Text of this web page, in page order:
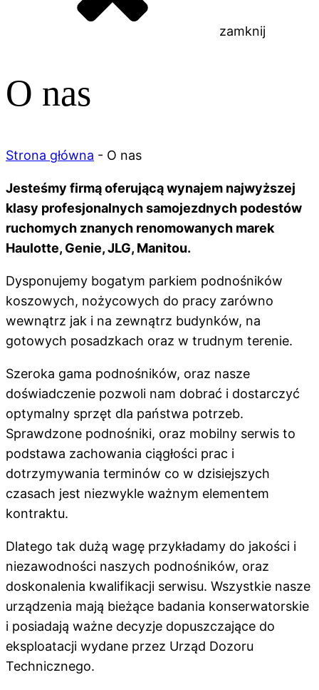
zamknij
O nas
Strona główna - O nas
Jesteśmy firmą oferującą wynajem najwyższej
klasy profesjonalnych samojezdnych podestów
ruchomych znanych renomowanych marek
Haulotte, Genie, JLG, Manitou.
Dysponujemy bogatym parkiem podnośników
koszowych, nożycowych do pracy zarówno
wewnątrz jak i na zewnątrz budynków, na
gotowych posadzkach oraz w trudnym terenie.
Szeroka gama podnośników, oraz nasze
doświadczenie pozwoli nam dobrać i dostarczyć
optymalny sprzęt dla państwa potrzeb.
Sprawdzone podnośniki, oraz mobilny serwis to
podstawa zachowania ciągłości prac i
dotrzymywania terminów co w dzisiejszych
czasach jest niezwykle ważnym elementem
kontraktu.
Dlatego tak dużą wagę przykładamy do jakości i
niezawodności naszych podnośników, oraz
doskonalenia kwalifikacji serwisu. Wszystkie nasze
urządzenia mają bieżące badania konserwatorskie
i posiadają ważne decyzje dopuszczające do
eksploatacji wydane przez Urząd Dozoru
Technicznego.